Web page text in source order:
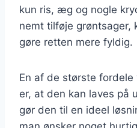
kun ris, æg og nogle
nemt tilføje grøntsager,
gøre retten mere fyldig.
En af de største
er, at den kan laves på
gør den til en ideel